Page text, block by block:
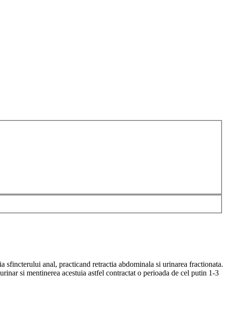
sfincterului anal, practicand retractia abdominala si urinarea fractionata.
si mentinerea acestuia astfel contractat o perioada de cel putin 1-3